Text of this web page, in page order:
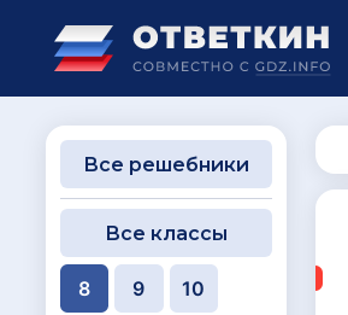
Все решебники
Все классы
8 9 10